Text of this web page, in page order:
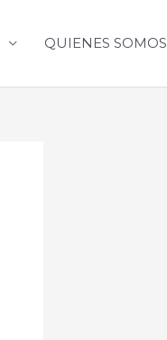
QUIENES SOMOS